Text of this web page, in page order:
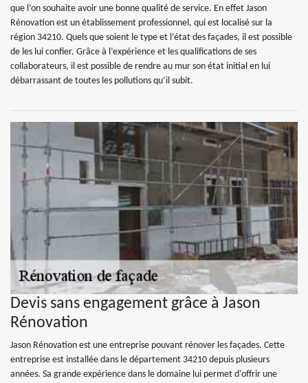
que l’on souhaite avoir une bonne qualité de service. En effet Jason
Rénovation est un établissement professionnel, qui est localisé sur la
région 34210. Quels que soient le type et l’état des façades, il est possible
de les lui confier. Grâce à l’expérience et les qualifications de ses
collaborateurs, il est possible de rendre au mur son état initial en lui
débarrassant de toutes les pollutions qu’il subit.
Devis sans engagement grâce à Jason
Rénovation
Jason Rénovation est une entreprise pouvant rénover les façades. Cette
entreprise est installée dans le département 34210 depuis plusieurs
années. Sa grande expérience dans le domaine lui permet d'offrir une